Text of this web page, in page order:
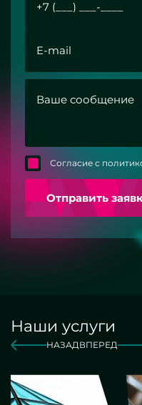
Согласие с
Отправить
Наши услуги
НАЗАДВПЕРЕД